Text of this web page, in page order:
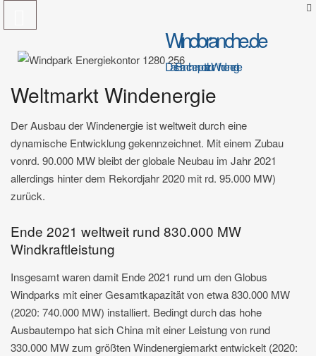
Windbranche.de
Das Branchenportal zur Windenergie
Weltmarkt Windenergie
Der Ausbau der Windenergie ist weltweit durch eine
dynamische Entwicklung gekennzeichnet. Mit einem Zubau
vonrd. 90.000 MW bleibt der globale Neubau im Jahr 2021
allerdings hinter dem Rekordjahr 2020 mit rd. 95.000 MW)
zurück.
Ende 2021 weltweit rund 830.000 MW
Windkraftleistung
Insgesamt waren damit Ende 2021 rund um den Globus
Windparks mit einer Gesamtkapazität von etwa 830.000 MW
(2020: 740.000 MW) installiert. Bedingt durch das hohe
Ausbautempo hat sich China mit einer Leistung von rund
330.000 MW zum größten Windenergiemarkt entwickelt (2020: